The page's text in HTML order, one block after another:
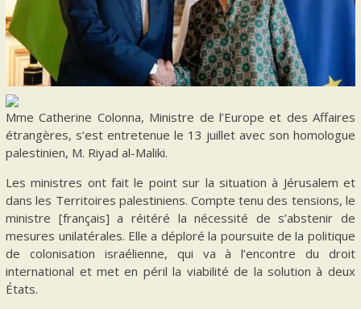
Mme Catherine Colonna, Ministre de l’Europe et des Affaires
étrangères, s’est entretenue le 13 juillet avec son homologue
palestinien, M. Riyad al-Maliki.
Les ministres ont fait le point sur la situation à Jérusalem et
dans les Territoires palestiniens. Compte tenu des tensions, le
ministre [français] a réitéré la nécessité de s’abstenir de
mesures unilatérales. Elle a déploré la poursuite de la politique
de colonisation israélienne, qui va à l’encontre du droit
international et met en péril la viabilité de la solution à deux
États.